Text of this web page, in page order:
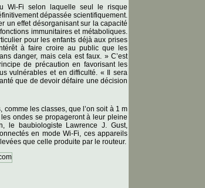
Wi-Fi selon laquelle seul le risque
dépassée scientifiquement.
un effet désorganisant sur la capacité
immunitaires et métaboliques.
pour les enfants déjà aux prises
à faire croire au public que les
danger, mais cela est faux. » C’est
de précaution en favorisant les
vulnérables et en difficulté. « Il sera
que de devoir défaire une décision
les classes, que l’on soit à 1 m
ondes se propageront à leur pleine
le baubiologiste Lawrence J. Gust,
en mode Wi-Fi, ces appareils
que celle produite par le routeur.